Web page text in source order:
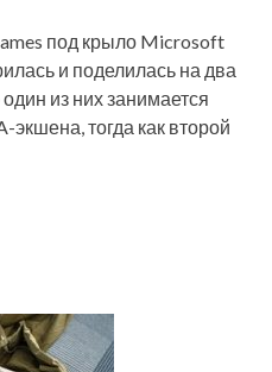
под крыло Microsoft
и поделилась на два
из них занимается
экшена, тогда как второй